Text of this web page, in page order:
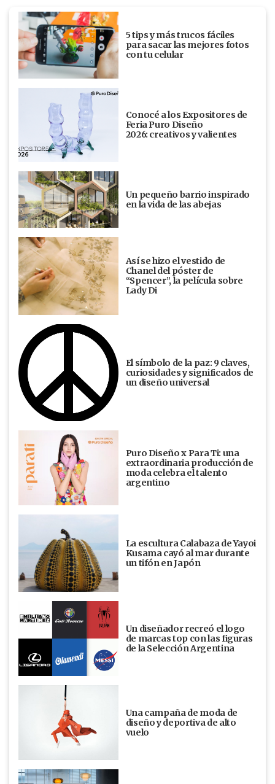
5 tips y más trucos fáciles
para sacar las mejores fotos
con tu celular
Conocé a los Expositores de
Feria Puro Diseño
2026: creativos y valientes
Un pequeño barrio inspirado
en la vida de las abejas
Así se hizo el vestido de
Chanel del póster de
“Spencer”, la película sobre
Lady Di
El símbolo de la paz: 9 claves,
curiosidades y significados de
un diseño universal
Puro Diseño x Para Ti: una
extraordinaria producción de
moda celebra el talento
argentino
La escultura Calabaza de Yayoi
Kusama cayó al mar durante
un tifón en Japón
Un diseñador recreó el logo
de marcas top con las figuras
de la Selección Argentina
Una campaña de moda de
diseño y deportiva de alto
vuelo